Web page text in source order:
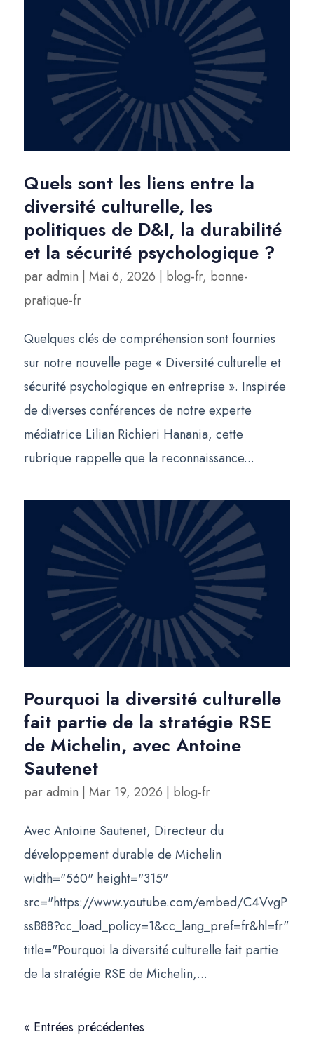
Quels sont les liens entre la
diversité culturelle, les
politiques de D&I, la durabilité
et la sécurité psychologique ?
paradmin | Mai 6, 2026 | blog-fr, bonne-
pratique-fr
Quelques clés de compréhension sont fournies
sur notre nouvelle page « Diversité culturelle et
sécurité psychologique en entreprise ». Inspirée
de diverses conférences de notre experte
médiatrice Lilian Richieri Hanania, cette
rubrique rappelle que la reconnaissance...
Pourquoi la diversité culturelle
fait partie de la stratégie RSE
de Michelin, avec Antoine
Sautenet
paradmin | Mar 19, 2026 | blog-fr
Avec Antoine Sautenet, Directeur du
développement durable de Michelin
width="560" height="315"
src="https://www.youtube.com/embed/C4VvgP
ssB88?cc_load_policy=1&cc_lang_pref=fr&hl=fr"
title="Pourquoi la diversité culturelle fait partie
de la stratégie RSE de Michelin,...
« Entrées précédentes